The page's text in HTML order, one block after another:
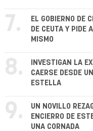
7.
EL GOBIERNO DE
DE CEUTA Y PIDE
MISMO
8.
INVESTIGAN LA
CAERSE DESDE
ESTELLA
9.
UN NOVILLO
ENCIERRO DE
UNA CORNADA